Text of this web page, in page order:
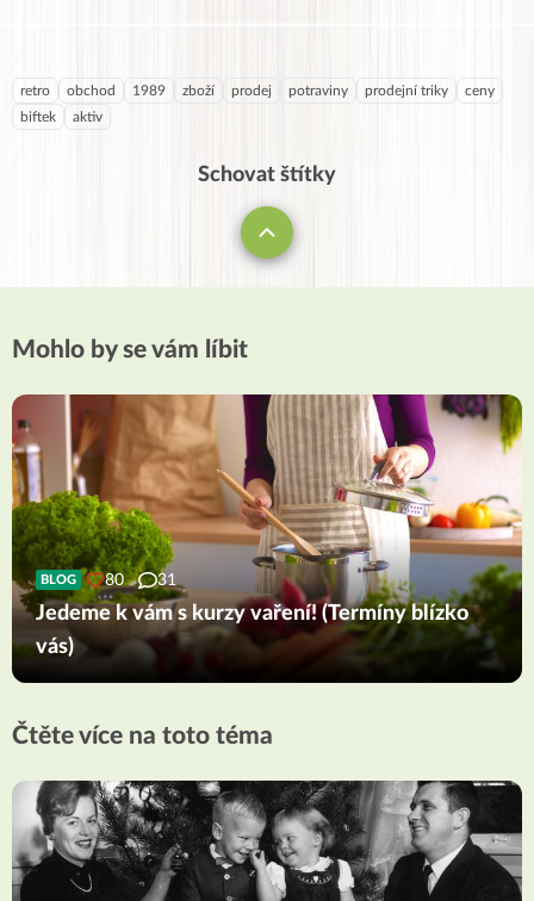
retro obchod 1989 zboží prodej potraviny prodejní triky
ceny
biftek
aktiv
Schovat štítky
Mohlo by se vám líbit
BLOG 80 31
Jedeme k vám s kurzy vaření! (Termíny blízko
vás)
Čtěte více na toto téma